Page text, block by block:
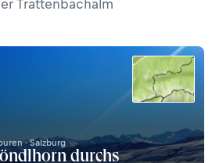
Trattenbachalm
· Salzburg
durchs